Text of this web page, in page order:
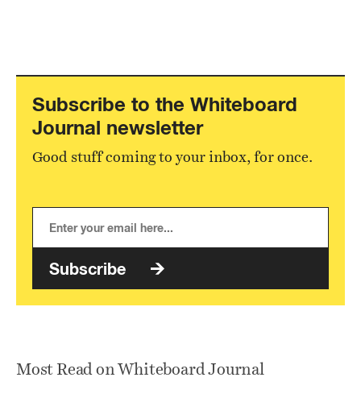
Subscribe to the Whiteboard
Journal newsletter
Good stuff coming to your inbox, for once.
Subscribe
Most Read on Whiteboard Journal